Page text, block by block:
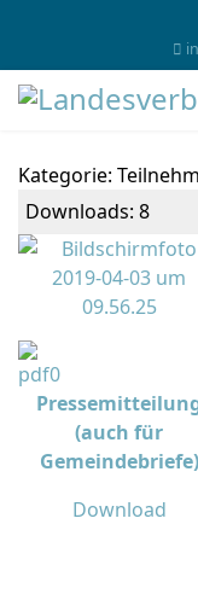
Kategorie:
Downloads: 8
(auch für
Gemeindebriefe)
Download